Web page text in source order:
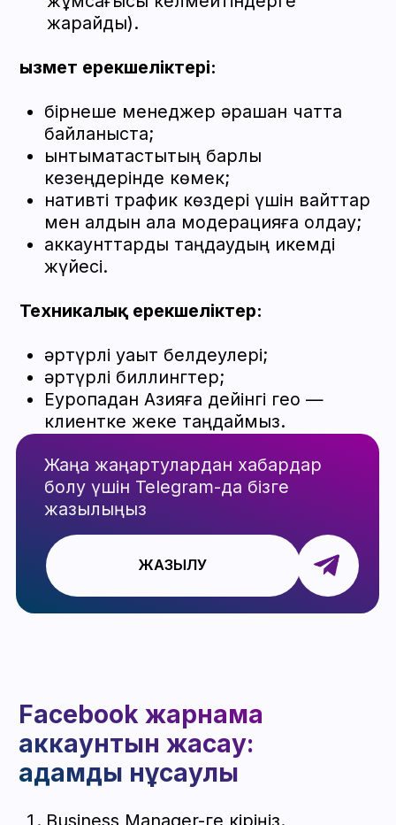
info@luxaccs.com
қорғалған
LuxAccs деген
Мақалалар
Аккаунттар
айырмашылығы
Жұмыс
кезеңдері
Ақпарат
Компания
туралы
Ақпараттық мақалалар
Қаражатты қайтару саясаты